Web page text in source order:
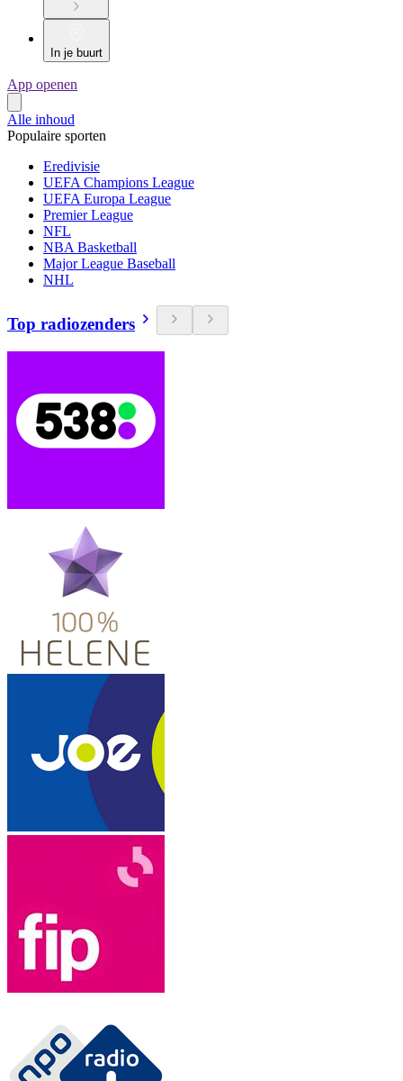
In je buurt
App openen
Alle inhoud
Populaire sporten
Eredivisie
UEFA Champions League
UEFA Europa League
Premier League
NFL
NBA Basketball
Major League Baseball
NHL
Top radiozenders